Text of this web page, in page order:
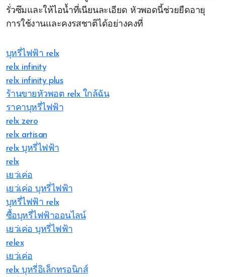
รั่วซึมและให้ไอน้ำที่เนียนละเอียด หัวพอดนี้ช่วยยืดอายุ
การใช้งานและคงรสชาติได้อย่างคงที่
บุหรี่ไฟฟ้า relx
relx infinity
relx infinity plus
ร้านขายหัวพอต relx ใกล้ฉัน
ราคาบุหรี่ไฟฟ้า
relx zero
relx artisan
relx บุหรี่ไฟฟ้า
relx
เยว่เค่อ
เยว่เค่อ บุหรี่ไฟฟ้า
บุหรี่ไฟฟ้า relx
ซื้อบุหรี่ไฟฟ้าออนไลน์
เยว่เค่อ บุหรี่ไฟฟ้า
relex
เยว่เค่อ
relx บุหรี่อิเล็กทรอนิกส์